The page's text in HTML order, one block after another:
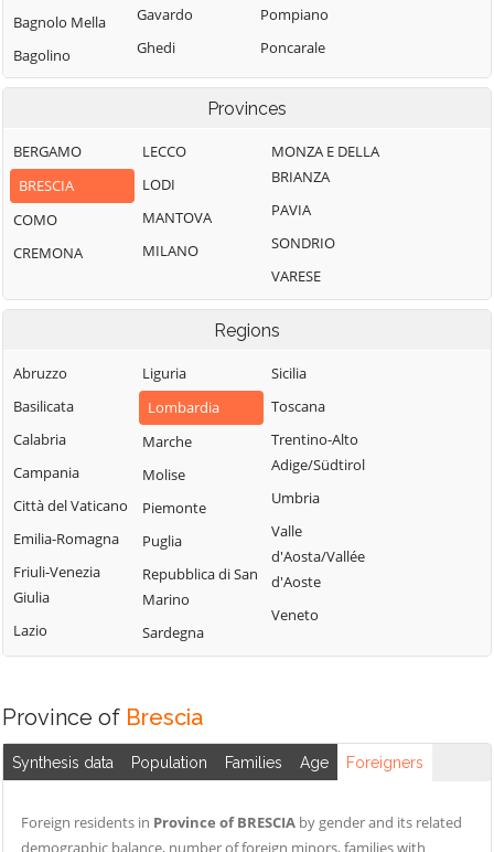
Bagnolo Mella
Bagolino
Barbariga
Bassano
Bresciano
Bedizzole
Berlingo
Berzo Inferiore
Bione
Borgo San
Giacomo
Borgosatollo
Borno
Botticino
Bovegno
Bovezzo
Brandico
Brione
Calcinato
Gavardo
Ghedi
Gianico
Gottolengo
Gussago
Idro
Incudine
Irma
Isorella
Leno
Limone sul Garda
Lodrino
Lograto
Lonato del Garda
Longhena
Losine
Lozio
Lumezzane
Magasa
Mairano
Malegno
Manerba del
Pompiano
Poncarale
Ponte di Legno
Pontevico
Pontoglio
Pozzolengo
Pralboino
Preseglie
Prevalle
Provaglio d'Iseo
Sabbia
Puegnago del
Garda
Quinzano d'Oglio
Remedello
Rezzato
Roccafranca
Roncadelle
Sabbio Chiese
Salò
Provinces
BERGAMO
BRESCIA
COMO
CREMONA
LECCO
LODI
MANTOVA
MILANO
MONZA E DELLA
BRIANZA
PAVIA
SONDRIO
VARESE
Regions
Abruzzo
Basilicata
Calabria
Campania
Città del Vaticano
Emilia-Romagna
Friuli-Venezia
Giulia
Lazio
Liguria
Lombardia
Marche
Molise
Piemonte
Puglia
Repubblica di San
Marino
Sardegna
Sicilia
Toscana
Trentino-Alto
Adige/Südtirol
Umbria
Valle
d'Aosta/Vallée
d'Aoste
Veneto
Province of Brescia
Synthesis data Population Families Age Foreigners
Foreign residents in Province of BRESCIA by gender and its related
demographic balance, number of foreign minors, families with